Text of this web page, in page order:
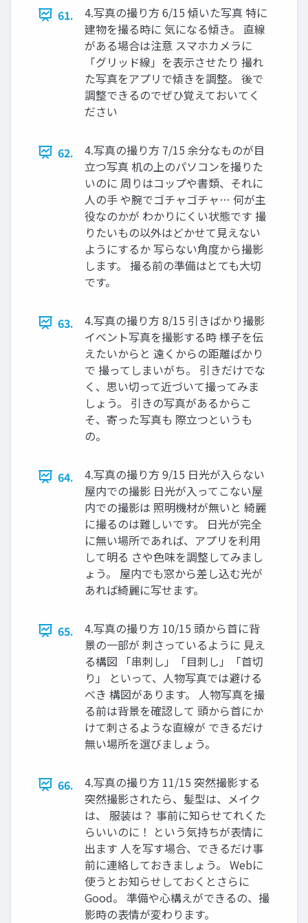
61.
4.写真の撮り方 6/15 傾いた写真 特に
建物を撮る時に 気になる傾き。 直線
がある場合は注意 スマホカメラに
「グリッド線」を表示させたり 撮れ
た写真をアプリで傾きを調整。 後で
調整できるのでぜひ覚えておいてく
ださい
62.
4.写真の撮り方 7/15 余分なものが目
立つ写真 机の上のパソコンを撮りた
いのに 周りはコップや書類、それに
人の手 や腕でゴチャゴチャ… 何が主
役なのかが わかりにくい状態です 撮
りたいもの以外はどかせて見えない
ようにするか 写らない角度から撮影
します。 撮る前の準備はとても大切
です。
63.
4.写真の撮り方 8/15 引きばかり撮影
イベント写真を撮影する時 様子を伝
えたいからと 遠くからの距離ばかり
で 撮ってしまいがち。 引きだけでな
く、思い切って近づいて撮ってみま
しょう。 引きの写真があるからこ
そ、寄った写真も 際立つというも
の。
64.
4.写真の撮り方 9/15 日光が入らない
屋内での撮影 日光が入ってこない屋
内での撮影は 照明機材が無いと 綺麗
に撮るのは難しいです。 日光が完全
に無い場所であれば、アプリを利用
して明る さや色味を調整してみまし
ょう。 屋内でも窓から差し込む光が
あれば綺麗に写せます。
65.
4.写真の撮り方 10/15 頭から首に背
景の一部が 刺さっているように 見え
る構図 「串刺し」「目刺し」「首切
り」 といって、人物写真では避ける
べき 構図があります。 人物写真を撮
る前は背景を確認して 頭から首にか
けて刺さるような直線が できるだけ
無い場所を選びましょう。
66.
4.写真の撮り方 11/15 突然撮影する
突然撮影されたら、髪型は、メイク
は、 服装は？ 事前に知らせてれくた
らいいのに！ という気持ちが表情に
出ます 人を写す場合、できるだけ事
前に連絡しておきましょう。 Webに
使うとお知らせしておくとさらに
Good。 準備や心構えができるの、撮
影時の表情が変わります。